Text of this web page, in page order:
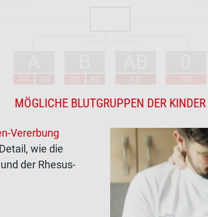
MÖGLICHE BLUTGRUPPEN DER KINDER
Vererbung
wie die
der Rhesus-